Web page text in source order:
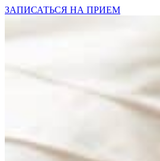
ЗАПИСАТЬСЯ НА ПРИЕМ